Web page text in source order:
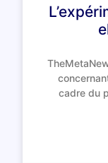
cadre du